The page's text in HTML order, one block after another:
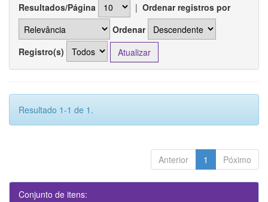
Resultados/Página | Ordenar registros por
Ordenar
Registro(s)
Resultado 1-1 de 1.
Anterior 1 Póximo
Conjunto de itens: